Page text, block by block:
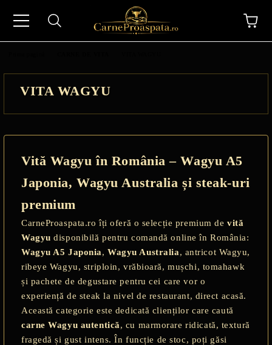
VITA WAGYU
Vită Wagyu în România – Wagyu A5
Japonia, Wagyu Australia și steak-uri
premium
CarneProaspata.ro îți oferă o selecție premium de vită
Wagyu disponibilă pentru comandă online în România:
Wagyu A5 Japonia,Wagyu Australia, antricot Wagyu,
ribeye Wagyu, striploin, vrăbioară, mușchi, tomahawk
și pachete de degustare pentru cei care vor o
experiență de steak la nivel de restaurant, direct acasă.
Această categorie este dedicată clienților care caută
carne Wagyu autentică, cu marmorare ridicată, textură
fragedă și gust intens. În funcție de stoc, poți găsi